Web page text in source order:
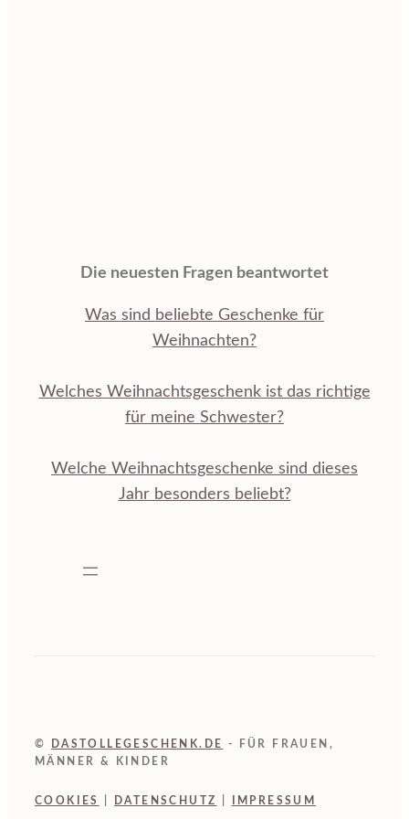
Die neuesten Fragen beantwortet
Was sind beliebte Geschenke für
Weihnachten?
Welches Weihnachtsgeschenk ist das richtige
für meine Schwester?
Welche Weihnachtsgeschenke sind dieses
Jahr besonders beliebt?
© DASTOLLEGESCHENK.DE
- FÜR FRAUEN,
MÄNNER & KINDER
COOKIES DATENSCHUTZ IMPRESSUM